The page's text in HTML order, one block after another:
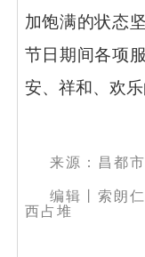
加饱满的状态
节日期间各项
安、祥和、欢乐
来源：昌都
编辑丨索朗
西占堆